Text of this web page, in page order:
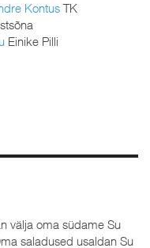
Kontus TK
Einike Pilli
välja oma südame Su
saladused usaldan Su